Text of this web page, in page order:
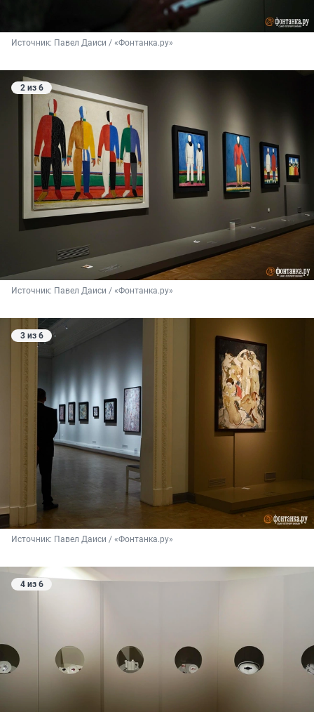
Источник: Павел Даиси / «Фонтанка.ру»
2 из 6
Источник: Павел Даиси / «Фонтанка.ру»
3 из 6
Источник: Павел Даиси / «Фонтанка.ру»
4 из 6